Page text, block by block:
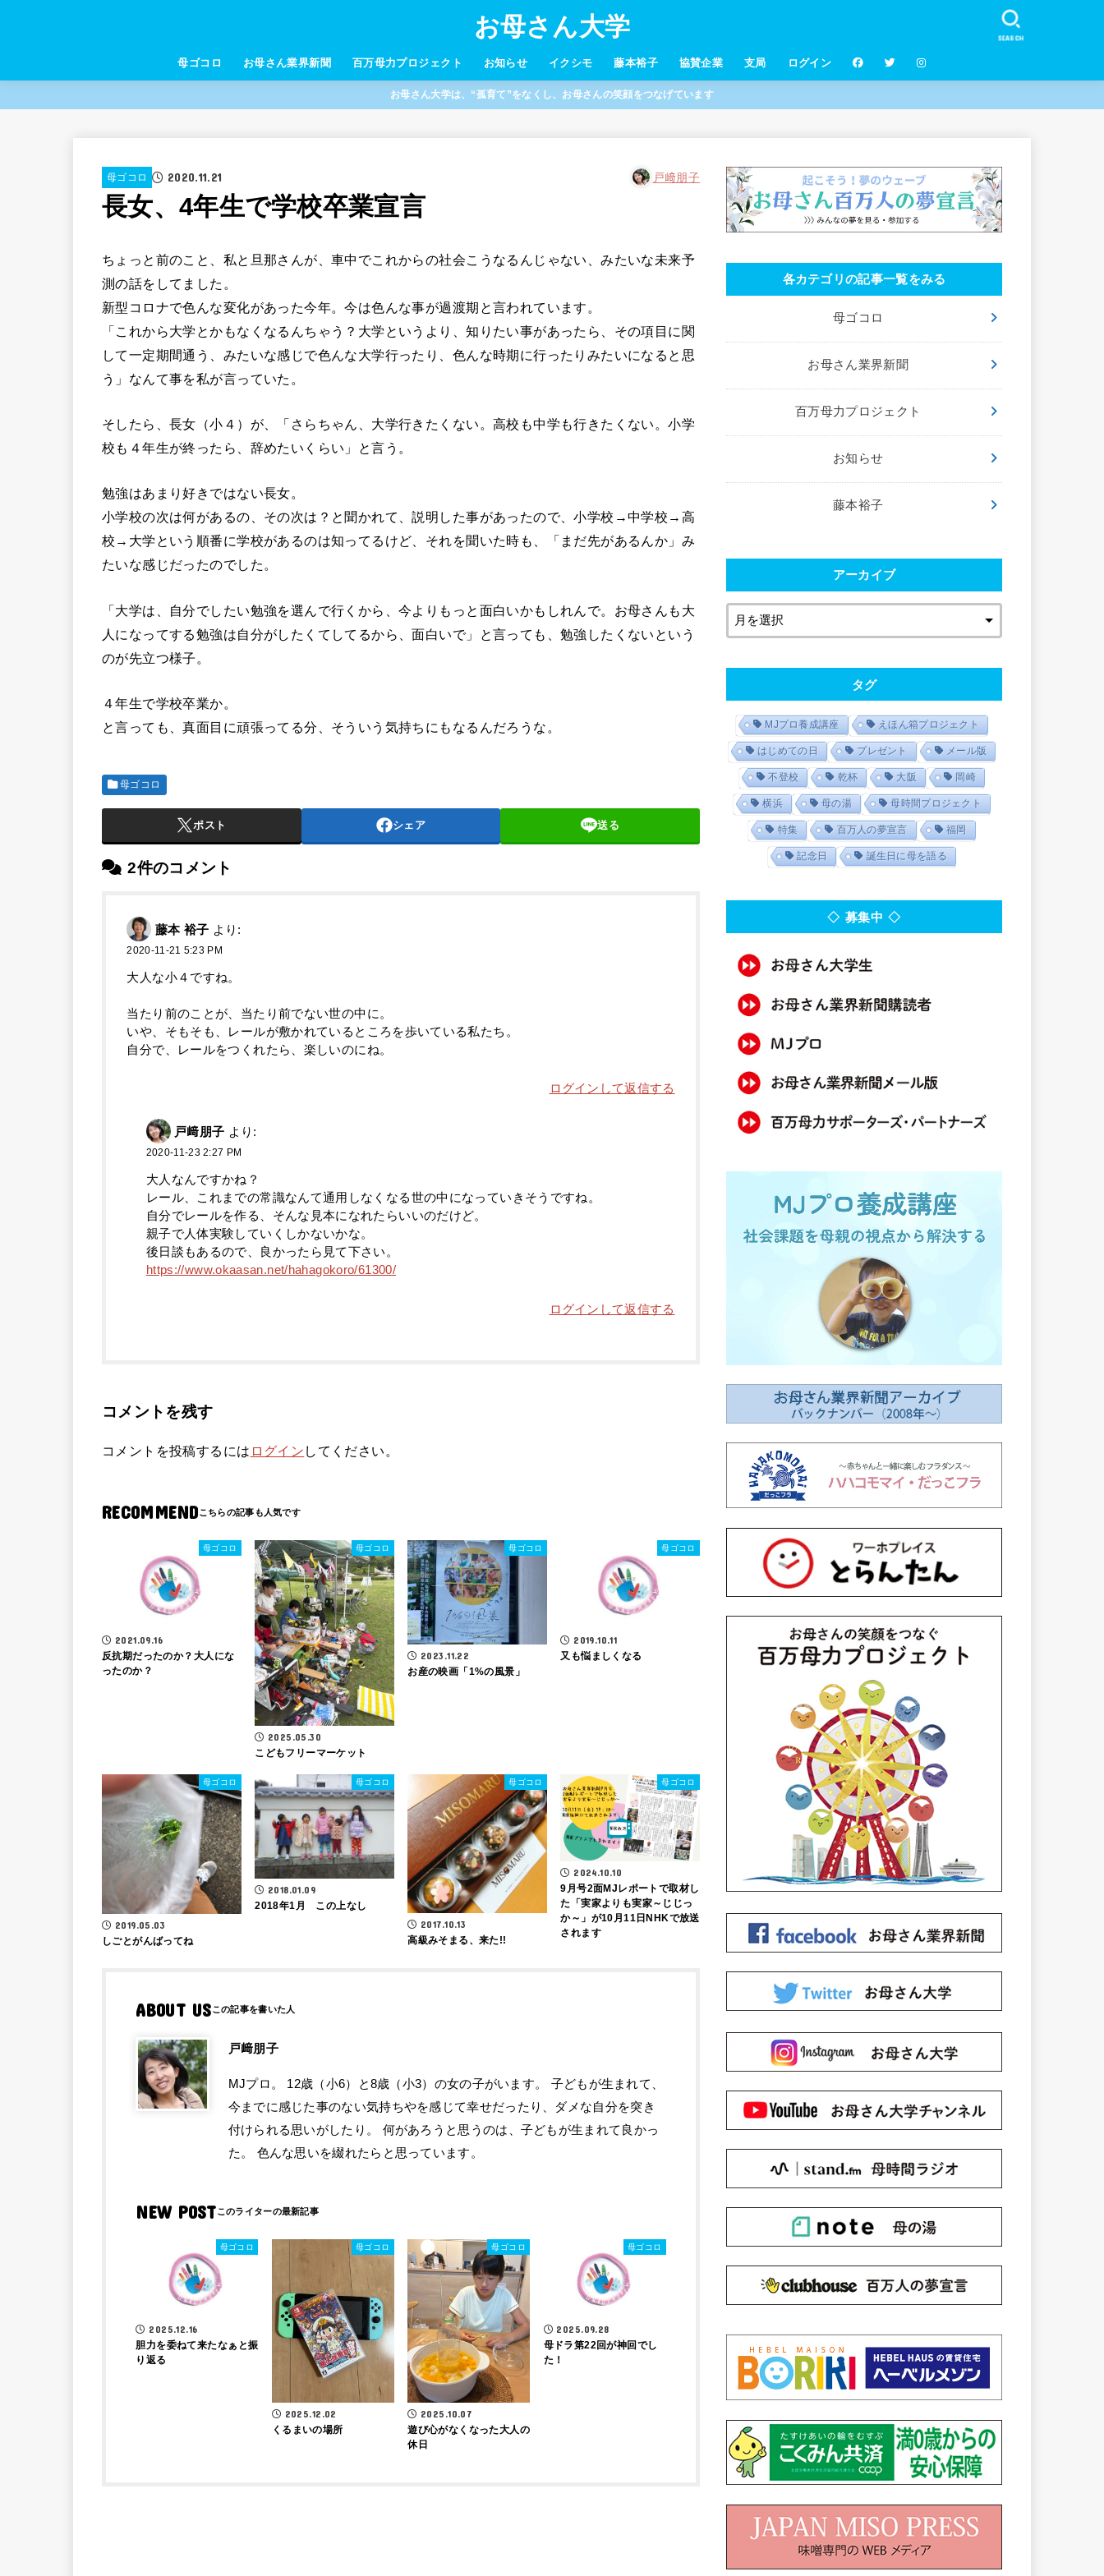
お母さん大学
母ゴコロ お母さん業界新聞 百万母力プロジェクト お知らせ イクシモ 藤本裕子 協賛企業 支局 ログイン
SEARCH
お母さん大学は、“孤育て”をなくし、お母さんの笑顔をつなげています
母ゴコロ 2020.11.21 戸﨑朋子
長女、4年生で学校卒業宣言
ちょっと前のこと、私と旦那さんが、車中でこれからの社会こうなるんじゃない、みたいな未来予
測の話をしてました。
新型コロナで色んな変化があった今年。今は色んな事が過渡期と言われています。
「これから大学とかもなくなるんちゃう？大学というより、知りたい事があったら、その項目に関
して一定期間通う、みたいな感じで色んな大学行ったり、色んな時期に行ったりみたいになると思
う」なんて事を私が言っていた。
そしたら、長女（小４）が、「さらちゃん、大学行きたくない。高校も中学も行きたくない。小学
校も４年生が終ったら、辞めたいくらい」と言う。
勉強はあまり好きではない長女。
小学校の次は何があるの、その次は？と聞かれて、説明した事があったので、小学校→中学校→高
校→大学という順番に学校があるのは知ってるけど、それを聞いた時も、「まだ先があるんか」み
たいな感じだったのでした。
「大学は、自分でしたい勉強を選んで行くから、今よりもっと面白いかもしれんで。お母さんも大
人になってする勉強は自分がしたくてしてるから、面白いで」と言っても、勉強したくないという
のが先立つ様子。
４年生で学校卒業か。
と言っても、真面目に頑張ってる分、そういう気持ちにもなるんだろうな。
母ゴコロ
ポスト シェア 送る
2件のコメント
藤本 裕子 より:
2020-11-21 5:23 PM
大人な小４ですね。
当たり前のことが、当たり前でない世の中に。
いや、そもそも、レールが敷かれているところを歩いている私たち。
自分で、レールをつくれたら、楽しいのにね。
ログインして返信する
戸﨑朋子 より:
2020-11-23 2:27 PM
大人なんですかね？
レール、これまでの常識なんて通用しなくなる世の中になっていきそうですね。
自分でレールを作る、そんな見本になれたらいいのだけど。
親子で人体実験していくしかないかな。
後日談もあるので、良かったら見て下さい。
https://www.okaasan.net/hahagokoro/61300/
ログインして返信する
コメントを残す
コメントを投稿するには ログイン してください。
RECOMMEND
母ゴコロ
2021.09.16
反抗期だったのか？大人にな
ったのか？
母ゴコロ
2025.05.30
こどもフリーマーケット
母ゴコロ
2023.11.22
お産の映画「1%の風景」
母ゴコロ
2019.10.11
又も悩ましくなる
母ゴコロ
2019.05.03
しごとがんばってね
母ゴコロ
2018.01.09
2018年1月 この上なし
母ゴコロ
2017.10.13
高級みそまる、来た!!
母ゴコロ
2024.10.10
9月号2面MJレポートで取材し
た「実家よりも実家～じじっ
か～」が10月11日NHKで放送
されます
ABOUT US
戸﨑朋子
MJプロ。 12歳（小6）と8歳（小3）の女の子がいます。 子どもが生まれて、
今までに感じた事のない気持ちやを感じて幸せだったり、ダメな自分を突き
付けられる思いがしたり。 何があろうと思うのは、子どもが生まれて良かっ
た。 色んな思いを綴れたらと思っています。
NEW POST
母ゴコロ
2025.12.16
胆力を委ねて来たなぁと振
り返る
母ゴコロ
2025.12.02
くるまいの場所
母ゴコロ
2025.10.07
遊び心がなくなった大人の
休日
母ゴコロ
2025.09.28
母ドラ第22回が神回でし
た！
各カテゴリの記事一覧をみる
母ゴコロ
お母さん業界新聞
百万母力プロジェクト
お知らせ
藤本裕子
アーカイブ
タグ
MJプロ養成講座 えほん箱プロジェクト
はじめての日 プレゼント メール版
不登校 乾杯 大阪 岡崎
横浜 母の湯 母時間プロジェクト
特集 百万人の夢宣言 福岡
記念日 誕生日に母を語る
◇ 募集中 ◇